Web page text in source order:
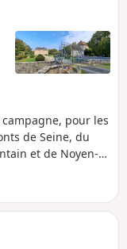
pour les
de Seine, du
et de Noyen-
les villages.